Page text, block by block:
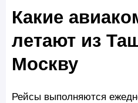
Какие
летают из
Москву
Рейсы выполняются